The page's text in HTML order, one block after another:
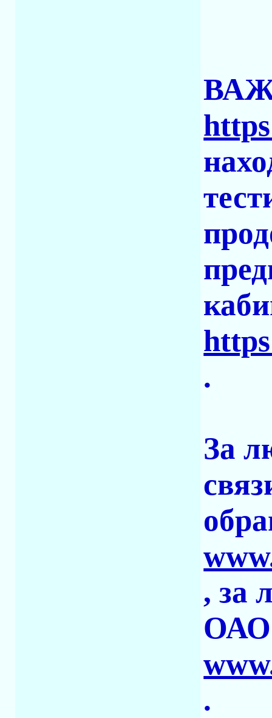
.
За
, за
ОАО
.